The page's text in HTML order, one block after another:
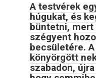
A testvérek
húgukat, és
büntetni, mert
szégyent
becsületére.
könyörgött
szabadon,